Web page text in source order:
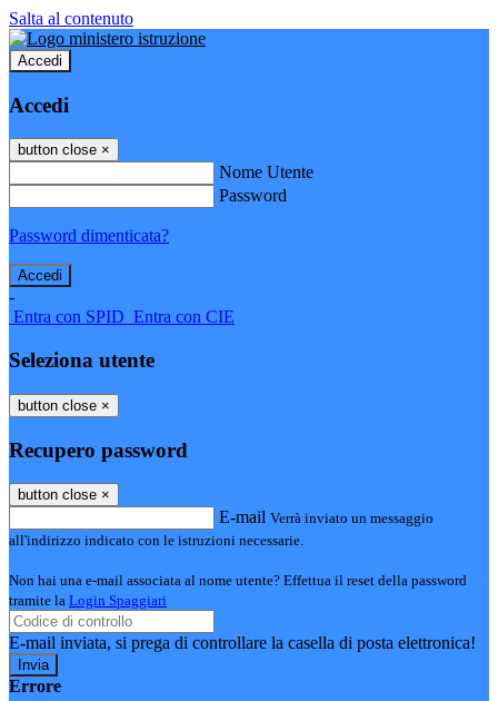
Salta al contenuto
Accedi
Accedi
button close ×
Nome Utente
Password
Password dimenticata?
-
Entra con SPID Entra con CIE
Seleziona utente
button close ×
Recupero password
button close ×
E-mail Verrà inviato un messaggio
all'indirizzo indicato con le istruzioni necessarie.
Non hai una e-mail associata al nome utente? Effettua il reset della password
tramite la Login Spaggiari
E-mail inviata, si prega di controllare la casella di posta elettronica!
Errore